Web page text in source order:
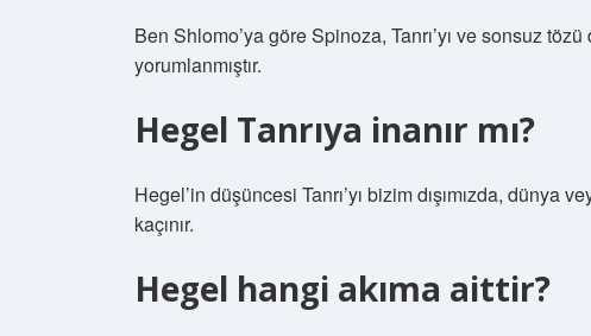
Ben Shlomo’ya göre Spinoza, Tanrı’yı ​​ve sonsuz
yorumlanmıştır.
Hegel Tanrıya inanır mı?
Hegel’in düşüncesi Tanrı’yı ​​bizim dışımızda, dünya
kaçınır.
Hegel hangi akıma aittir?